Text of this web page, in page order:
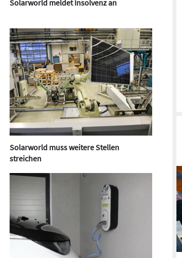
Solarworld meldet Insolvenz an
Solarworld muss weitere Stellen
streichen